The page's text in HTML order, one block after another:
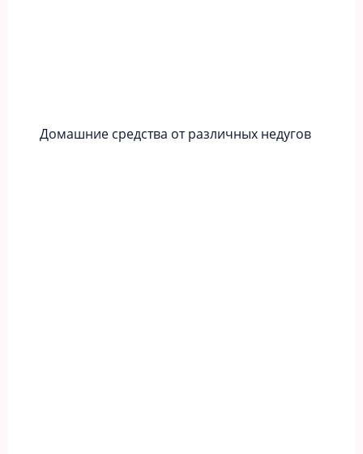
Домашние средства от различных недугов